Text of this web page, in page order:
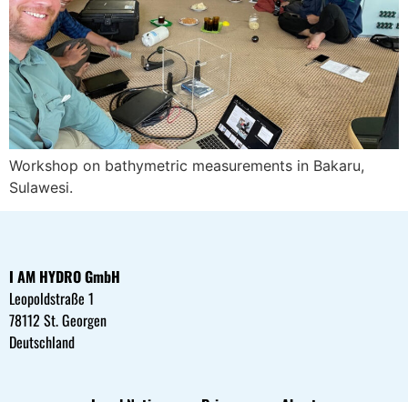
Workshop on bathymetric measurements in Bakaru,
Sulawesi.
I AM HYDRO GmbH
Leopoldstraße 1
78112 St. Georgen
Deutschland